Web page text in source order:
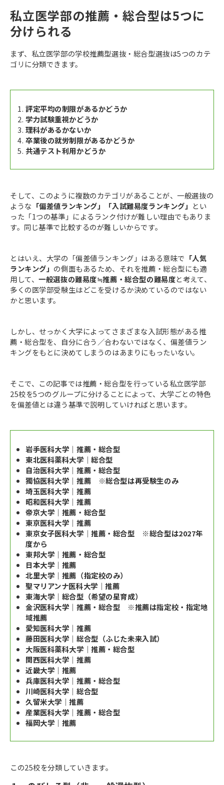
私立医学部の推薦・総合型は5つに
分けられる
まず、私立医学部の学校推薦型選抜・総合型選抜は5つのカテ
ゴリに分類できます。
評定平均の制限があるかどうか
学力試験重視かどうか
理科があるかないか
卒業後の就労制限があるかどうか
共通テスト利用かどうか
そして、このように複数のカテゴリがあることが、一般選抜の
ような 「偏差値ランキング」「入試難易度ランキング」 とい
った「1つの基準」によるランク付けが難しい理由でもありま
す。同じ基準で比較するのが難しいからです。
とはいえ、大学の「偏差値ランキング」はある意味で 「人気
ランキング」 の側面もあるため、それを推薦・総合型にも適
用して、一般選抜の難易度≒推薦・総合型の難易度と考えて、
多くの医学部受験生はどこを受けるか決めているのではない
かと思います。
しかし、せっかく大学によってさまざまな入試形態がある推
薦・総合型を、自分に合う／合わないではなく、偏差値ラン
キングをもとに決めてしまうのはあまりにもったいない。
そこで、この記事では推薦・総合型を行っている私立医学部
25校を5つのグループに分けることによって、大学ごとの特色
を偏差値とは違う基準で説明していければと思います。
岩手医科大学｜推薦・総合型
東北医科薬科大学｜総合型
自治医科大学｜推薦・総合型
獨協医科大学｜推薦 ※総合型は再受験生のみ
埼玉医科大学｜推薦
昭和医科大学｜推薦
帝京大学｜推薦・総合型
東京医科大学｜推薦
東京女子医科大学｜推薦・総合型 ※総合型は2027年
度から
東邦大学｜推薦・総合型
日本大学｜推薦
北里大学｜推薦（指定校のみ）
聖マリアンナ医科大学｜推薦
東海大学｜総合型（希望の星育成）
金沢医科大学｜推薦・総合型 ※推薦は指定校・指定地
域推薦
愛知医科大学｜推薦
藤田医科大学｜総合型（ふじた未来入試）
大阪医科薬科大学｜推薦・総合型
関西医科大学｜推薦
近畿大学｜推薦
兵庫医科大学｜推薦・総合型
川崎医科大学｜総合型
久留米大学｜推薦
産業医科大学｜推薦・総合型
福岡大学｜推薦
この25校を分類していきます。